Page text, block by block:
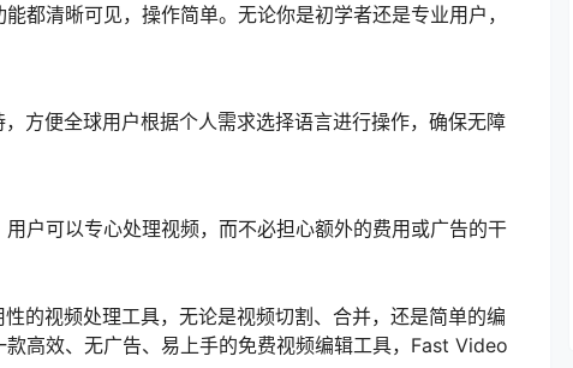
都清晰可见，操作简单。无论你是初学者还是专业用户，
方便全球用户根据个人需求选择语言进行操作，确保无障
户可以专心处理视频，而不必担心额外的费用或广告的干
的视频处理工具，无论是视频切割、合并，还是简单的编
高效、无广告、易上手的免费视频编辑工具，Fast Video